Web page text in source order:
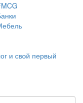
и свой первый